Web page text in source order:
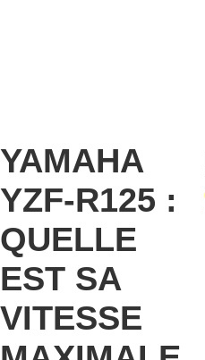
YAMAHA
YZF-R125 :
QUELLE
EST SA
VITESSE